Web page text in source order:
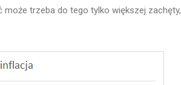
może trzeba do tego tylko większej zachęty,